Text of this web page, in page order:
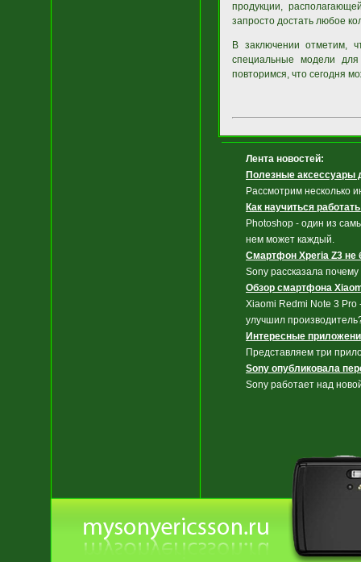
продукции,
запросто достать любое
В заключении отметим,
специальные модели
повторимся, что сегодня
Лента новостей:
Полезные
Рассмотрим несколько
Как научиться
Photoshop - один из
нем может каждый.
Смартфон Xperia Z3 не
Sony рассказала
Обзор смартфона
Xiaomi Redmi Note 3 Pro
улучшил
Интересные
Представляем три
Sony опубликовала
Sony работает над